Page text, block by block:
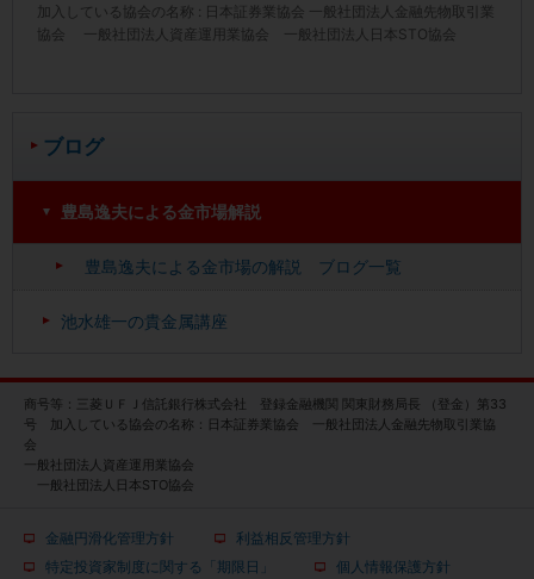
ブログ
豊島逸夫による金市場解説
豊島逸夫による金市場の解説 ブログ一覧
池水雄一の貴金属講座
加入している協会の名称 : 日本証券業協会 一般社団法人金融先物取引業
協会 一般社団法人資産運用業協会 一般社団法人日本STO協会
商号等：三菱ＵＦＪ信託銀行株式会社 登録金融機関 関東財務局長 （登金）第33
号 加入している協会の名称：日本証券業協会 一般社団法人金融先物取引業協
会
一般社団法人資産運用業協会
一般社団法人日本STO協会
金融円滑化管理方針
利益相反管理方針
特定投資家制度に関する「期限日」
個人情報保護方針